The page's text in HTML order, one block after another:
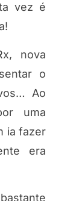
vez é
nova
o
Ao
uma
ia fazer
era